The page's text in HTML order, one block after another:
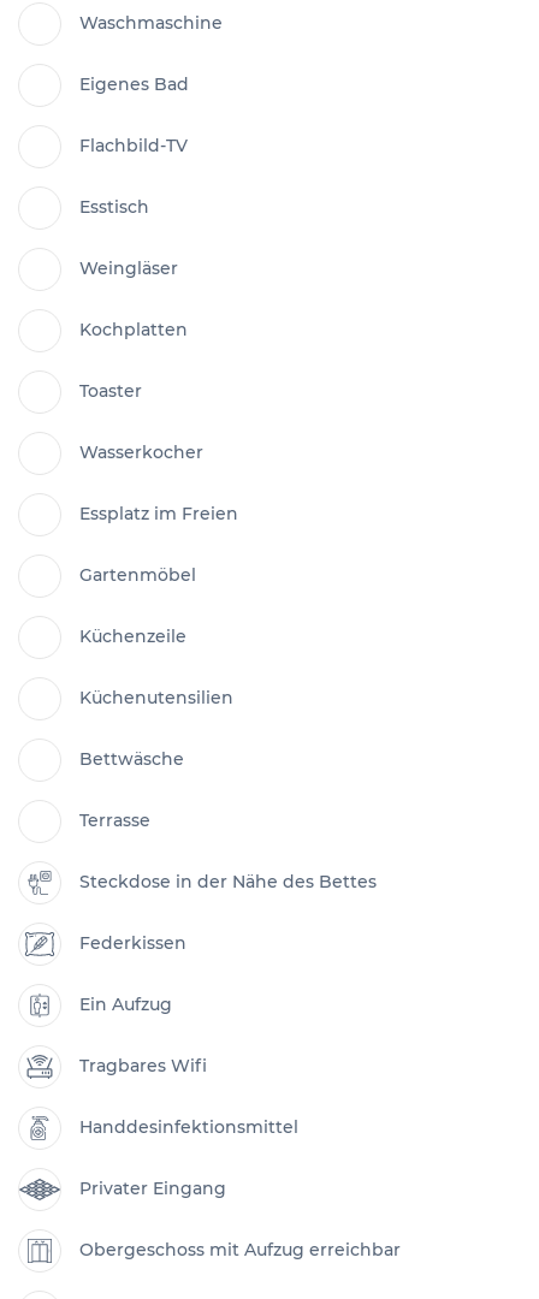
Waschmaschine
Eigenes Bad
Flachbild-TV
Esstisch
Weingläser
Kochplatten
Toaster
Wasserkocher
Essplatz im Freien
Gartenmöbel
Küchenzeile
Küchenutensilien
Bettwäsche
Terrasse
Steckdose in der Nähe des Bettes
Federkissen
Ein Aufzug
Tragbares Wifi
Handdesinfektionsmittel
Privater Eingang
Obergeschoss mit Aufzug erreichbar